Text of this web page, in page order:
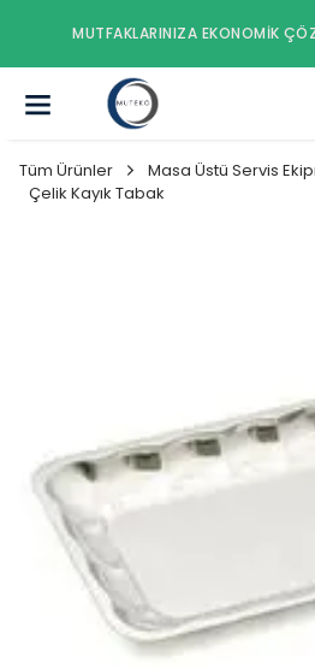
Tüm Ürünler
Masa Üstü Servis
Çelik Kayık Tabak